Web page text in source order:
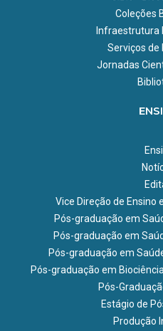
uma coleção única no
Projeto em desenvolvimento:
Caracterização genômica
da peste na Chapada do
Identificação e
potencial para uso, como
diagnóstico das
infecciosas/parasitárias;
Estudos em biossíntese de
tripanossomatídeos;
Desenvolvimento de
Leishmaniose Visceral
antígenos recombinantes
Coleções
Infraestrutura
Serviços de
Jornadas
Vice Direção de Ensino
Pós-graduação em
Pós-graduação em
Pós-graduação em
Pós-graduação em
Pós-
Estágio de
Produção